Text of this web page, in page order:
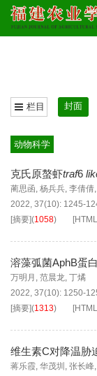
栏目 封面
动物科学
克氏原螯虾traf6
蔺思函, 杨兵兵, 李倩倩,
2022, 37(10): 1245-
[摘要](1058)
溶藻弧菌AphB蛋
万明月 , 范晨龙, 丁燏
2022, 37(10): 1250-
[摘要](1313)
维生素C对降温胁
蒋乐霞, 华茂圳 , 张长峰,